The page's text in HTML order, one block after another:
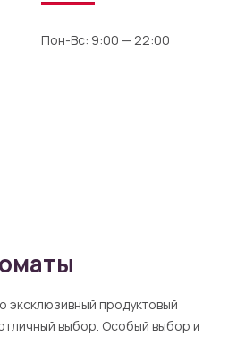
Пон-Вс: 9:00 — 22:00
эксклюзивный продуктовый
выбор. Особый выбор и